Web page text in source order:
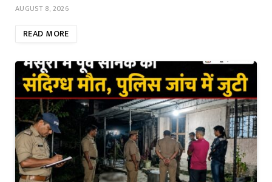
AUGUST 8, 2026
READ MORE